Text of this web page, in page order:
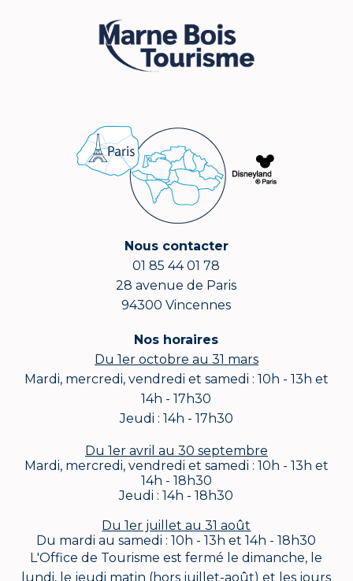
Nous contacter
01 85 44 01 78
28 avenue de Paris
94300 Vincennes
Nos horaires
Du 1er octobre au 31 mars
Mardi, mercredi, vendredi et samedi : 10h - 13h et
14h - 17h30
Jeudi : 14h - 17h30
Du 1er avril au 30 septembre
Mardi, mercredi, vendredi et samedi : 10h - 13h et
14h - 18h30
Jeudi : 14h - 18h30
Du 1er juillet au 31 août
Du mardi au samedi : 10h - 13h et 14h - 18h30
L'Office de Tourisme est fermé le dimanche, le
lundi, le jeudi matin (hors juillet-août) et les jours